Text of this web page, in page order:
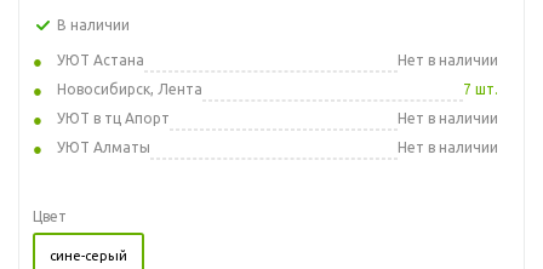
В наличии
УЮТ Астана
Нет в наличии
Новосибирск, Лента
7 шт.
УЮТ в тц Апорт
Нет в наличии
УЮТ Алматы
Нет в наличии
Цвет
сине-серый